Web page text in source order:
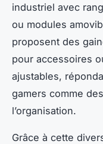
industriel avec
ou modules
proposent des
pour accessoires
ajustables,
gamers comme
l’organisation.
Grâce à cette